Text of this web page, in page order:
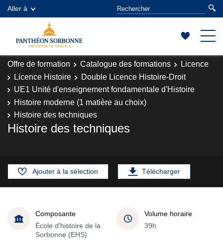
Aller à
Offre de formation Catalogue des formations
Licence
Licence Histoire
Double Licence Histoire-Droit
UE1 Unité d'enseignement fondamentale d'Histoire
Histoire moderne (1 matière au choix)
Histoire des techniques
Histoire des techniques
Ajouter à la sélection Télécharger
Composante
École d'histoire de la
Sorbonne (EHS)
Volume horaire
39h